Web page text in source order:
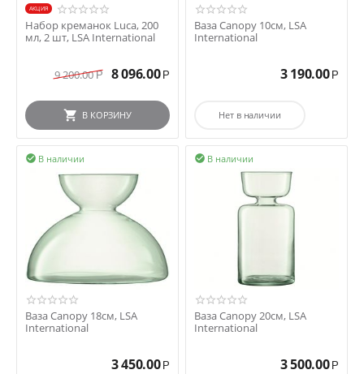
AКЦИЯ
Набор креманок Luca, 200
мл, 2 шт, LSA International
9 200.00 Р 8 096.00 Р
В КОРЗИНУ
Ваза Canopy 10см, LSA
International
3 190.00 Р
Нет в наличии
В наличии

Ваза Canopy 18см, LSA
International
3 450.00 Р
В наличии

Ваза Canopy 20см, LSA
International
3 500.00 Р